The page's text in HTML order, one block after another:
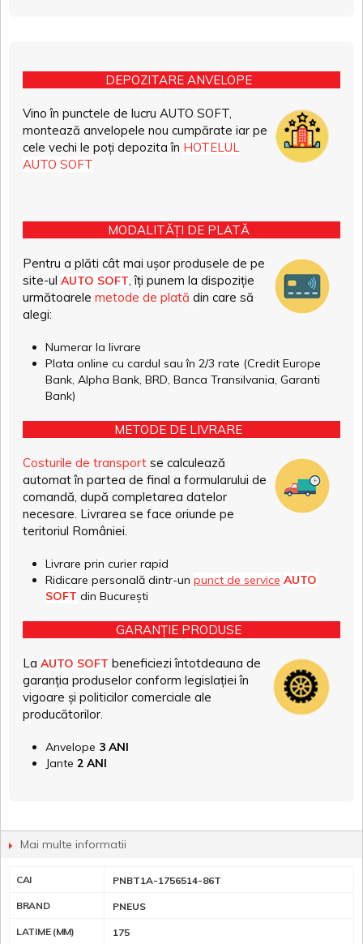
DEPOZITARE ANVELOPE
Vino în punctele de lucru AUTO SOFT,
montează anvelopele nou cumpărate iar pe
cele vechi le poți depozita în HOTELUL
AUTO SOFT
MODALITĂȚI DE PLATĂ
Pentru a plăti cât mai ușor produsele de pe
site-ul AUTO SOFT, îți punem la dispoziție
următoarele metode de plată din care să
alegi:
Numerar la livrare
Plata online cu cardul sau în 2/3 rate (Credit Europe
Bank, Alpha Bank, BRD, Banca Transilvania, Garanti
Bank)
METODE DE LIVRARE
Costurile de transport se calculează
automat în partea de final a formularului de
comandă, după completarea datelor
necesare. Livrarea se face oriunde pe
teritoriul României.
Livrare prin curier rapid
Ridicare personală dintr-un punct de service AUTO
SOFT din București
GARANȚIE PRODUSE
La AUTO SOFT beneficiezi întotdeauna de
garanția produselor conform legislației în
vigoare și politicilor comerciale ale
producătorilor.
Anvelope 3 ANI
Jante 2 ANI
Mai multe informatii
CAI PNBT1A-1756514-86T
BRAND PNEUS
LATIME (MM) 175